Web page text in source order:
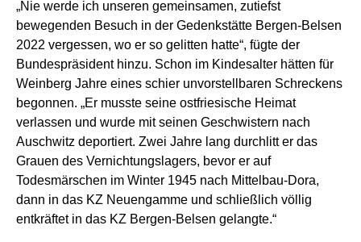
„Nie werde ich unseren gemeinsamen, zutiefst
bewegenden Besuch in der Gedenkstätte Bergen-Belsen
2022 vergessen, wo er so gelitten hatte“, fügte der
Bundespräsident hinzu. Schon im Kindesalter hätten für
Weinberg Jahre eines schier unvorstellbaren Schreckens
begonnen. „Er musste seine ostfriesische Heimat
verlassen und wurde mit seinen Geschwistern nach
Auschwitz deportiert. Zwei Jahre lang durchlitt er das
Grauen des Vernichtungslagers, bevor er auf
Todesmärschen im Winter 1945 nach Mittelbau-Dora,
dann in das KZ Neuengamme und schließlich völlig
entkräftet in das KZ Bergen-Belsen gelangte.“